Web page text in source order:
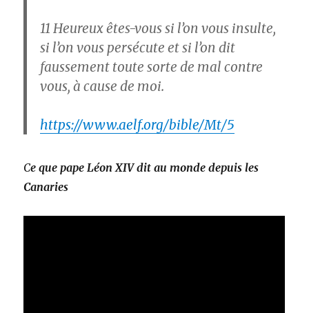
11 Heureux êtes-vous si l’on vous insulte,
si l’on vous persécute et si l’on dit
faussement toute sorte de mal contre
vous, à cause de moi.
https://www.aelf.org/bible/Mt/5
Ce que pape Léon XIV dit au monde depuis les
Canaries